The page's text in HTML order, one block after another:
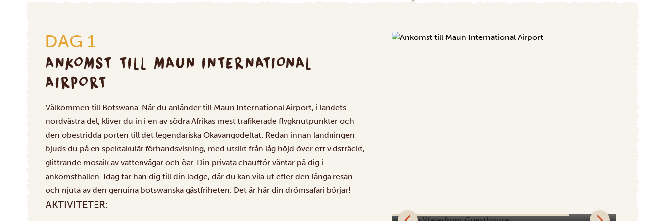
DAG 1
ANKOMST TILL MAUN INTERNATIONAL
AIRPORT
Välkommen till Botswana. När du anländer till Maun International Airport, i landets
nordvästra del, kliver du in i en av södra Afrikas mest trafikerade flygknutpunkter och
den obestridda porten till det legendariska Okavangodeltat. Redan innan landningen
bjuds du på en spektakulär förhandsvisning, med utsikt från låg höjd över ett vidsträckt,
glittrande mosaik av vattenvägar och öar. Din privata chaufför väntar på dig i
ankomsthallen. Idag tar han dig till din lodge, där du kan vila ut efter den långa resan
och njuta av den genuina botswanska gästfriheten. Det är här din drömsafari börjar!
AKTIVITETER: